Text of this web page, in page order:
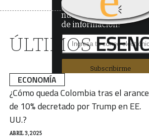
¿Quieres recibir
nuestro boletín
de información?
Subscribirme
ÚLTIMOS
ECONOMÍA
ABRIL 3, 2025
¿Cómo queda Colombia tras el
de 10% decretado por Trump en EE.
UU.?